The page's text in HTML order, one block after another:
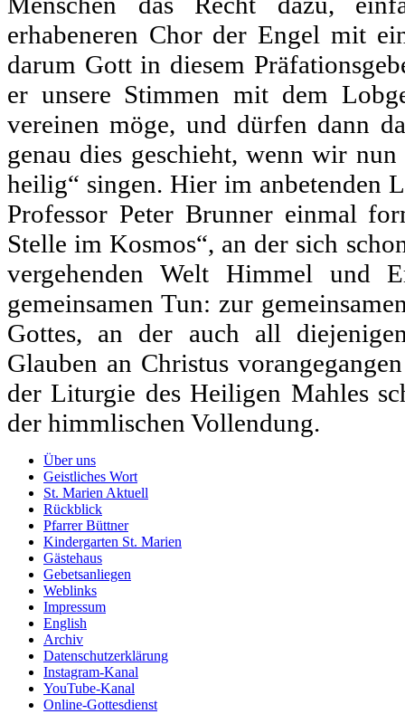
erhabeneren Chor der Engel mit
darum Gott in diesem
er unsere Stimmen mit dem
vereinen möge, und dürfen dann
genau dies geschieht, wenn wir
heilig“ singen. Hier im anbetenden
Professor Peter Brunner einmal
Stelle im Kosmos“, an der sich
vergehenden Welt Himmel und
gemeinsamen Tun: zur
Gottes, an der auch all
Glauben an Christus
der Liturgie des Heiligen Mahles
der himmlischen Vollendung.
Über uns
Geistliches Wort
St. Marien Aktuell
Rückblick
Pfarrer Büttner
Kindergarten St. Marien
Gästehaus
Gebetsanliegen
Weblinks
Impressum
English
Archiv
Datenschutzerklärung
Instagram-Kanal
YouTube-Kanal
Online-Gottesdienst